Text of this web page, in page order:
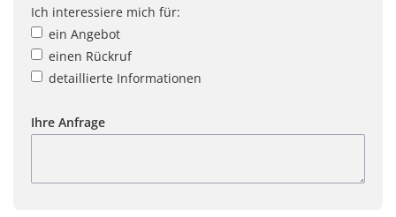
Ich interessiere mich für:
ein Angebot
einen Rückruf
detaillierte Informationen
Ihre Anfrage